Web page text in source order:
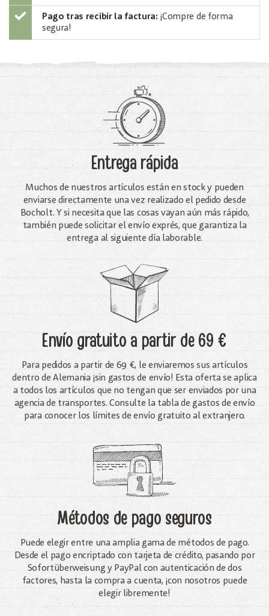
Pago tras recibir la factura: ¡Compre de forma
segura!
Entrega rápida
Muchos de nuestros artículos están en stock y pueden
enviarse directamente una vez realizado el pedido desde
Bocholt. Y si necesita que las cosas vayan aún más rápido,
también puede solicitar el envío exprés, que garantiza la
entrega al siguiente día laborable.
Envío gratuitoa partir de 69 €
Para pedidos a partir de 69 €, le enviaremos sus artículos
dentro de Alemania ¡sin gastos de envío! Esta oferta se aplica
a todos los artículos que no tengan que ser enviados por una
agencia de transportes. Consulte la tabla de gastos de envío
para conocer los límites de envío gratuito al extranjero.
Métodos de pago seguros
Puede elegir entre una amplia gama de métodos de pago.
Desde el pago encriptado con tarjeta de crédito, pasando por
Sofortüberweisung y PayPal con autenticación de dos
factores, hasta la compra a cuenta, ¡con nosotros puede
elegir libremente!